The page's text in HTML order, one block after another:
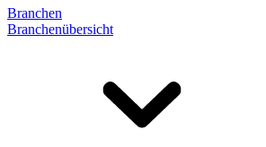
Branchen
Branchenübersicht